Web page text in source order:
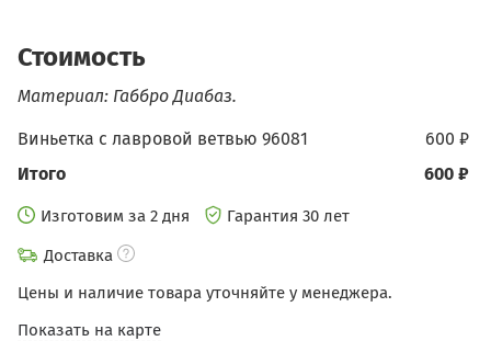
Стоимость
Материал: Габбро Диабаз.
600 ₽
Виньетка с лавровой ветвью 96081
600 ₽
Итого
Изготовим за 2 дня
Гарантия 30 лет
Доставка
Цены и наличие товара уточняйте у менеджера.
Показать на карте